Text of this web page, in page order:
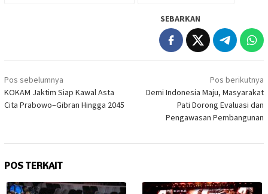
SEBARKAN
Navigasi
pos
Pos sebelumnya
KOKAM Jaktim Siap Kawal Asta
Cita Prabowo–Gibran Hingga 2045
Pos berikutnya
Demi Indonesia Maju, Masyarakat
Pati Dorong Evaluasi dan
Pengawasan Pembangunan
POS TERKAIT